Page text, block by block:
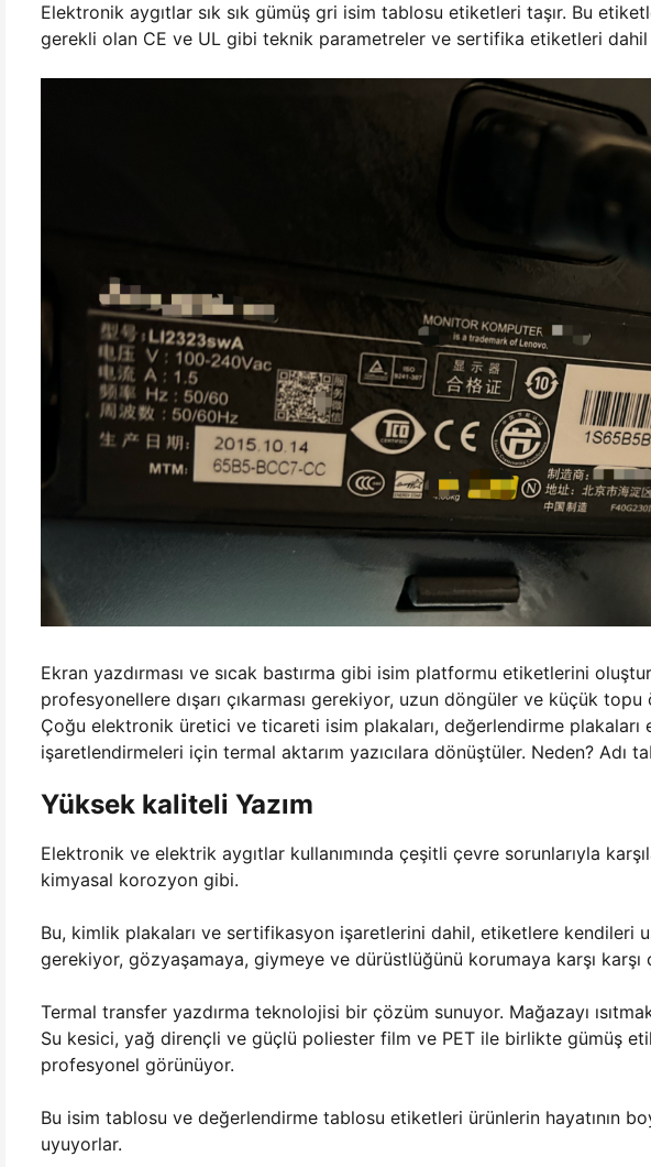
Elektronik aygıtlar sık sık gümüş gri isim tablosu etiketleri taşır. Bu
gerekli olan CE ve UL gibi teknik parametreler ve sertifika etiketleri
Ekran yazdırması ve sıcak bastırma gibi isim platformu etiketlerini
profesyonellere dışarı çıkarması gerekiyor, uzun döngüler ve küçük
Çoğu elektronik üretici ve ticareti isim plakaları, değerlendirme
işaretlendirmeleri için termal aktarım yazıcılara dönüştüler. Neden? Adı
Yüksek kaliteli Yazım
Elektronik ve elektrik aygıtlar kullanımında çeşitli çevre sorunlarıyla
kimyasal korozyon gibi.
Bu, kimlik plakaları ve sertifikasyon işaretlerini dahil, etiketlere kendileri
gerekiyor, gözyaşamaya, giymeye ve dürüstlüğünü korumaya karşı karşı
Termal transfer yazdırma teknolojisi bir çözüm sunuyor. Mağazayı
Su kesici, yağ dirençli ve güçlü poliester film ve PET ile birlikte gümüş
profesyonel görünüyor.
Bu isim tablosu ve değerlendirme tablosu etiketleri ürünlerin hayatının
uyuyorlar.